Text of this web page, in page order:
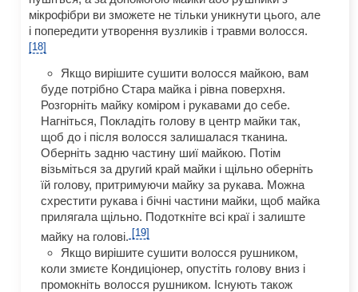
мікрофібри ви зможете не тільки уникнути цього, але
і попередити утворення вузликів і травми волосся.
[18]
Якщо вирішите сушити волосся майкою, вам
буде потрібно Стара майка і рівна поверхня.
Розгорніть майку коміром і рукавами до себе.
Нагніться, Покладіть голову в центр майки так,
щоб до і після волосся залишалася тканина.
Оберніть задню частину шиї майкою. Потім
візьміться за другий край майки і щільно оберніть
їй голову, притримуючи майку за рукава. Можна
схрестити рукава і бічні частини майки, щоб майка
прилягала щільно. Подоткніте всі краї і залиште
майку на голові. [19]
Якщо вирішите сушити волосся рушником,
коли змиєте Кондиціонер, опустіть голову вниз і
промокніть волосся рушником. Існують також